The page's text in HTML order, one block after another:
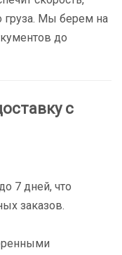
груза. Мы берем на
до
с
7 дней, что
заказов.